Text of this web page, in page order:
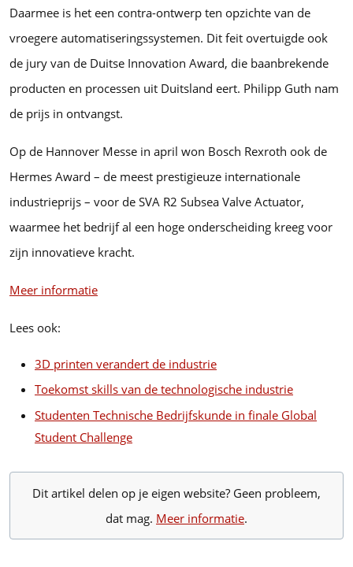
Daarmee is het een contra-ontwerp ten opzichte van de
vroegere automatiseringssystemen. Dit feit overtuigde ook
de jury van de Duitse Innovation Award, die baanbrekende
producten en processen uit Duitsland eert. Philipp Guth nam
de prijs in ontvangst.
Op de Hannover Messe in april won Bosch Rexroth ook de
Hermes Award – de meest prestigieuze internationale
industrieprijs – voor de SVA R2 Subsea Valve Actuator,
waarmee het bedrijf al een hoge onderscheiding kreeg voor
zijn innovatieve kracht.
Meer informatie
Lees ook:
3D printen verandert de industrie
Toekomst skills van de technologische industrie
Studenten Technische Bedrijfskunde in finale Global
Student Challenge
Dit artikel delen op je eigen website? Geen probleem,
dat mag. Meer informatie.